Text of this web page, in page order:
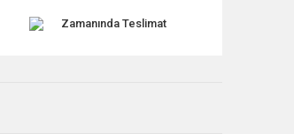
Zamanında Teslimat